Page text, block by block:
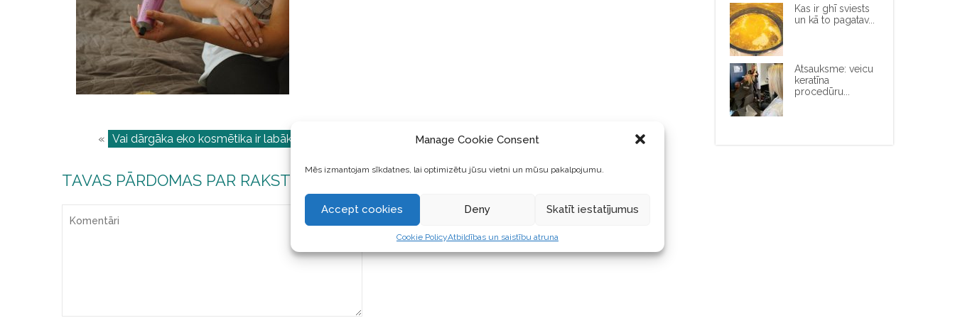
Manage Cookie Consent
Mēs izmantojam sīkdatnes, lai optimizētu jūsu vietni un mūsu pakalpojumu.
Accept cookies Deny Skatīt iestatījumus
Cookie PolicyAtbildības un saistību atruna
« Vai dārgāka eko kosmētika ir labāka?
TAVAS PĀRDOMAS PAR RAKSTU
Kas ir ghī sviests
un kā to pagatav...
Atsauksme: veicu
keratīna
procedūru...